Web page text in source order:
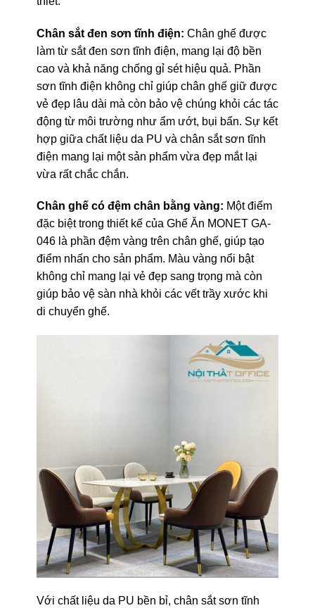
Chân sắt đen sơn tĩnh điện: Chân ghế được
làm từ sắt đen sơn tĩnh điện, mang lại độ bền
cao và khả năng chống gỉ sét hiệu quả. Phần
sơn tĩnh điện không chỉ giúp chân ghế giữ được
vẻ đẹp lâu dài mà còn bảo vệ chúng khỏi các tác
động từ môi trường như ẩm ướt, bụi bẩn. Sự kết
hợp giữa chất liệu da PU và chân sắt sơn tĩnh
điện mang lại một sản phẩm vừa đẹp mắt lại
vừa rất chắc chắn.
Chân ghế có đệm chân bằng vàng: Một điểm
đặc biệt trong thiết kế của Ghế Ăn MONET GA-
046 là phần đệm vàng trên chân ghế, giúp tạo
điểm nhấn cho sản phẩm. Màu vàng nổi bật
không chỉ mang lại vẻ đẹp sang trọng mà còn
giúp bảo vệ sàn nhà khỏi các vết trầy xước khi
di chuyển ghế.
Với chất liệu da PU bền bỉ, chân sắt sơn tĩnh